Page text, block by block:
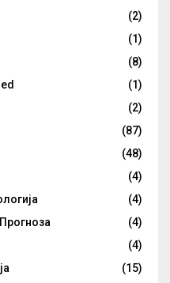
(2)
(1)
(8)
(1)
(2)
(87)
(48)
(4)
(4)
(4)
(4)
(15)